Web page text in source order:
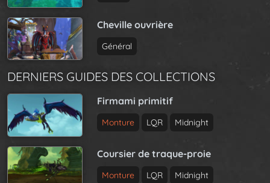
Cheville ouvrière
Général
DERNIERS GUIDES DES COLLECTIONS
Firmami primitif
Monture LQR Midnight
Coursier de traque-proie
Monture LQR Midnight